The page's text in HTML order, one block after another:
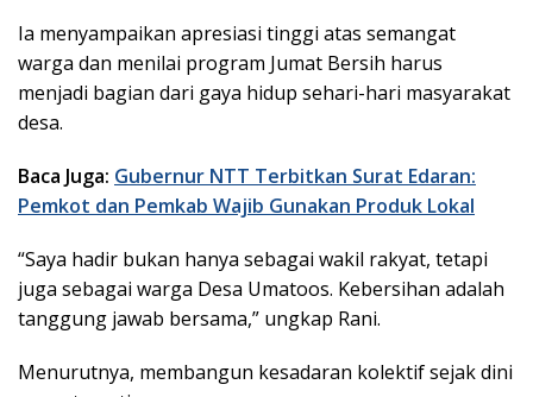
Ia menyampaikan apresiasi tinggi atas semangat
warga dan menilai program Jumat Bersih harus
menjadi bagian dari gaya hidup sehari-hari masyarakat
desa.
Baca Juga: Gubernur NTT Terbitkan Surat Edaran:
Pemkot dan Pemkab Wajib Gunakan Produk Lokal
“Saya hadir bukan hanya sebagai wakil rakyat, tetapi
juga sebagai warga Desa Umatoos. Kebersihan adalah
tanggung jawab bersama,” ungkap Rani.
Menurutnya, membangun kesadaran kolektif sejak dini